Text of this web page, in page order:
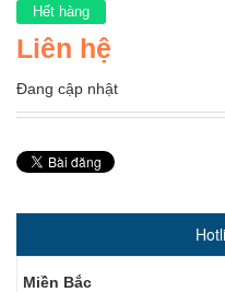
Hết hàng
Liên hệ
Đang cập nhật
Miền Bắc